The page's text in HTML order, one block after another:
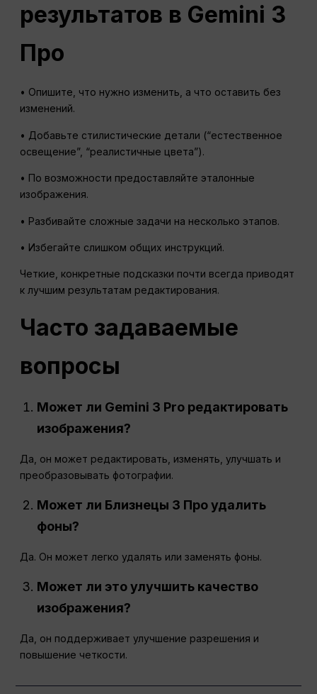
результатов в Gemini 3
Про
• Опишите, что нужно изменить, а что оставить без
изменений.
• Добавьте стилистические детали (“естественное
освещение”, “реалистичные цвета”).
• По возможности предоставляйте эталонные
изображения.
• Разбивайте сложные задачи на несколько этапов.
• Избегайте слишком общих инструкций.
Четкие, конкретные подсказки почти всегда приводят
к лучшим результатам редактирования.
Часто задаваемые
вопросы
Может ли Gemini 3 Pro редактировать
изображения?
Да, он может редактировать, изменять, улучшать и
преобразовывать фотографии.
Может ли Близнецы 3 Проудалить
фоны?
Да. Он может легко удалять или заменять фоны.
Может ли это улучшить качество
изображения?
Да, он поддерживает улучшение разрешения и
повышение четкости.